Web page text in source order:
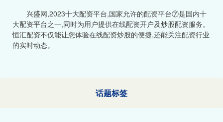
兴盛网,2023十大配资平台,国家允许的配资平台⑦是国内十
大配资平台之一,同时为用户提供在线配资开户及炒股配资服务。
恒汇配资不仅能让您体验在线配资炒股的便捷,还能关注配资行业
的实时动态。
话题标签